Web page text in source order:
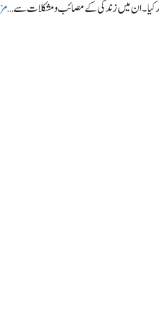
کیا۔ ان میں زندگی کے مصائب و مشکلات سے …